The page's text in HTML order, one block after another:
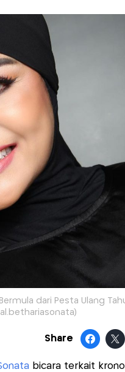
dari Pesta Ulang
Share
bicara terkait